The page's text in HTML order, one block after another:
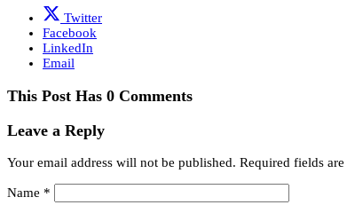
Twitter
Facebook
LinkedIn
Email
This Post Has 0 Comments
Leave a Reply
Your email address will not be published. Required fields are
Name *